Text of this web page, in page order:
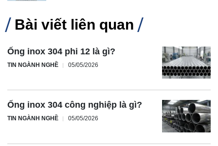
Bài viết liên quan
Ống inox 304 phi 12 là gì?
TIN NGÀNH NGHỀ 05/05/2026
Ống inox 304 công nghiệp là gì?
TIN NGÀNH NGHỀ 05/05/2026